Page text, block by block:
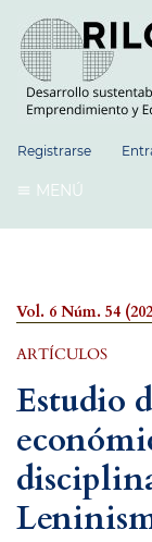
Registrarse
MENÚ
Vol. 6 Núm. 54
ARTÍCULOS
Estudio